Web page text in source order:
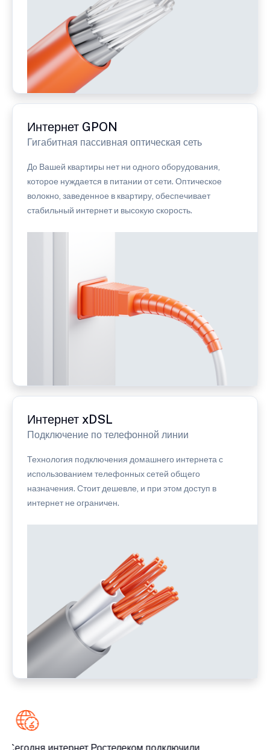
Интернет GPON
Гигабитная пассивная оптическая сеть
До Вашей квартиры нет ни одного оборудования,
которое нуждается в питании от сети. Оптическое
волокно, заведенное в квартиру, обеспечивает
стабильный интернет и высокую скорость.
Интернет xDSL
Подключение по телефонной линии
Технология подключения домашнего интернета с
использованием телефонных сетей общего
назначения. Стоит дешевле, и при этом доступ в
интернет не ограничен.